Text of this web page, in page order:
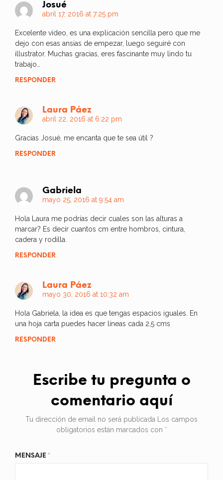
Josué
abril 17, 2016 at 7:25 pm
Excelente vídeo, es una explicación sencilla pero que me
dejo con esas ansias de empezar, luego seguiré con
illustrator. Muchas gracias, eres fascinante muy lindo tu
trabajo…
RESPONDER
Laura Páez
abril 22, 2016 at 6:22 pm
Gracias Josué, me encanta que te sea útil ?
RESPONDER
Gabriela
mayo 25, 2016 at 9:54 am
Hola Laura me podrías decir cuales son las alturas a
marcar? Es decir cuantos cm entre hombros, cintura,
cadera y rodilla.
RESPONDER
Laura Páez
mayo 30, 2016 at 10:32 am
Hola Gabriela, la idea es que tengas espacios iguales. En
una hoja carta puedes hacer líneas cada 2,5 cms
RESPONDER
Escribe tu pregunta o
comentario aquí
Tu dirección de email no será publicada Los campos
obligatorios están marcados con *
MENSAJE *